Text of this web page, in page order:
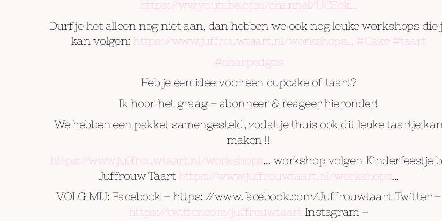
https://ww.youtube.com/channel/UCSok…
Durf je het alleen nog niet aan, dan hebben we ook nog leuke workshops die
kan volgen: https://www.juffrouwtaart.nl/workshops… #Cake #taart
#sharpedges
Heb je een idee voor een cupcake of taart?
Ik hoor het graag – abonneer & reageer hieronder!
We hebben een pakket samengesteld, zodat je thuis ook dit leuke taartje kan
maken !!
https://www.juffrouwtaart.nl/workshops… workshop volgen Kinderfeestje
Juffrouw Taart https://www.juffrouwtaart.nl/workshops…
VOLG MIJ: Facebook – https: //www.facebook.com/Juffrouwtaart Twitter –
https://twitter.com/juffrouwtaartInstagram –